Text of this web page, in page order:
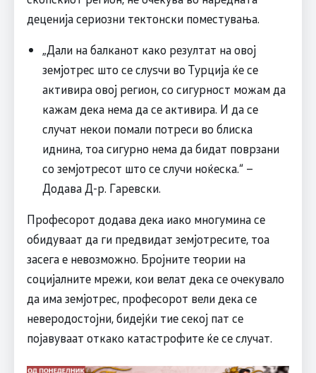
деценија сериозни тектонски поместувања.
„Дали на балканот како резултат на овој
земјотрес што се слуѕчи во Турција ќе се
активира овој регион, со сигурност можам да
кажам дека нема да се активира. И да се
случат некои помали потреси во блиска
иднина, тоа сигурно нема да бидат поврзани
со земјотресот што се случи ноќеска.“ –
Додава Д-р. Гаревски.
Професорот додава дека иако многумина се
обидуваат да ги предвидат земјотресите, тоа
засега е невозможно. Бројните теории на
социјалните мрежи, кои велат дека се очекувало
да има земјотрес, професорот вели дека се
неверодостојни, бидејќи тие секој пат се
појавуваат откако катастрофите ќе се случат.